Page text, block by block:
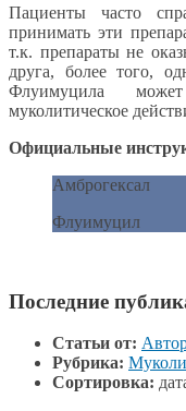
Пациенты часто
принимать эти
т.к. препараты не
друга, более того,
Флуимуцила
муколитическое
Официальные
Амброгексал
Флуимуцил
Последние
Статьи от:
Рубрика:
Сортировка: